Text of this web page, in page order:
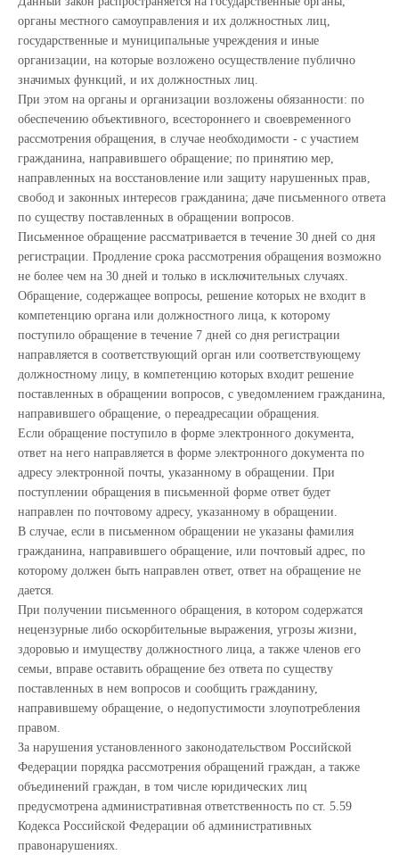
органы местного самоуправления и их должностных лиц,
государственные и муниципальные учреждения и иные
организации, на которые возложено осуществление публично
значимых функций, и их должностных лиц.
При этом на органы и организации возложены обязанности: по
обеспечению объективного, всестороннего и своевременного
рассмотрения обращения, в случае необходимости - с участием
гражданина, направившего обращение; по принятию мер,
направленных на восстановление или защиту нарушенных прав,
свобод и законных интересов гражданина; даче письменного ответа
по существу поставленных в обращении вопросов.
Письменное обращение рассматривается в течение 30 дней со дня
регистрации. Продление срока рассмотрения обращения возможно
не более чем на 30 дней и только в исключительных случаях.
Обращение, содержащее вопросы, решение которых не входит в
компетенцию органа или должностного лица, к которому
поступило обращение в течение 7 дней со дня регистрации
направляется в соответствующий орган или соответствующему
должностному лицу, в компетенцию которых входит решение
поставленных в обращении вопросов, с уведомлением гражданина,
направившего обращение, о переадресации обращения.
Если обращение поступило в форме электронного документа,
ответ на него направляется в форме электронного документа по
адресу электронной почты, указанному в обращении. При
поступлении обращения в письменной форме ответ будет
направлен по почтовому адресу, указанному в обращении.
В случае, если в письменном обращении не указаны фамилия
гражданина, направившего обращение, или почтовый адрес, по
которому должен быть направлен ответ, ответ на обращение не
дается.
При получении письменного обращения, в котором содержатся
нецензурные либо оскорбительные выражения, угрозы жизни,
здоровью и имуществу должностного лица, а также членов его
семьи, вправе оставить обращение без ответа по существу
поставленных в нем вопросов и сообщить гражданину,
направившему обращение, о недопустимости злоупотребления
правом.
За нарушения установленного законодательством Российской
Федерации порядка рассмотрения обращений граждан, а также
объединений граждан, в том числе юридических лиц
предусмотрена административная ответственность по ст. 5.59
Кодекса Российской Федерации об административных
правонарушениях.